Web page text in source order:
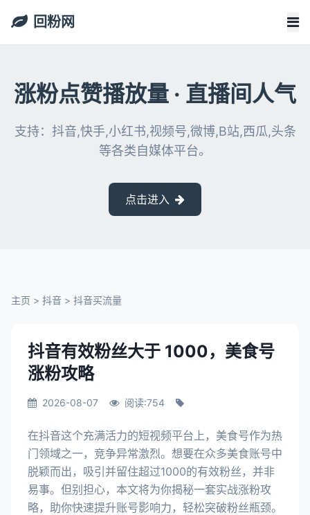
回粉网
涨粉点赞播放量 · 直播间人气
支持：抖音,快手,小红书,视频号,微博,B站,西瓜,头条
等各类自媒体平台。
点击进入
主页 > 抖音 > 抖音买流量
抖音有效粉丝大于 1000，美食号
涨粉攻略
2026-08-07 阅读:754
在抖音这个充满活力的短视频平台上，美食号作为热
门领域之一，竞争异常激烈。想要在众多美食账号中
脱颖而出，吸引并留住超过1000的有效粉丝，并非
易事。但别担心，本文将为你揭秘一套实战涨粉攻
略，助你快速提升账号影响力，轻松突破粉丝瓶颈。